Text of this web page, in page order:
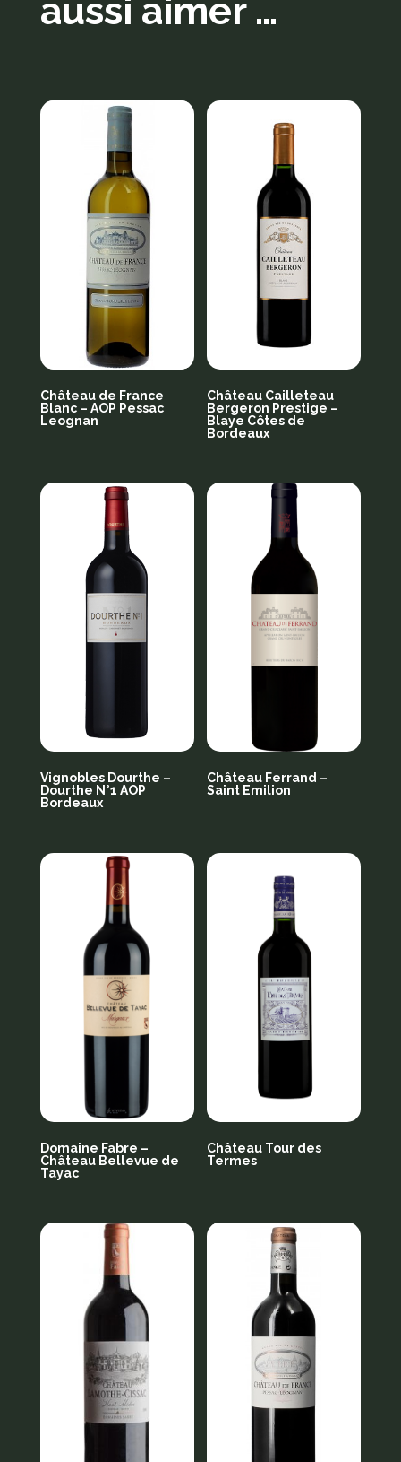
aussi aimer …
Château de France
Blanc – AOP Pessac
Leognan
Château Cailleteau
Bergeron Prestige –
Blaye Côtes de
Bordeaux
Vignobles Dourthe –
Dourthe N°1 AOP
Bordeaux
Château Ferrand –
Saint Emilion
Domaine Fabre –
Château Bellevue de
Tayac
Château Tour des
Termes